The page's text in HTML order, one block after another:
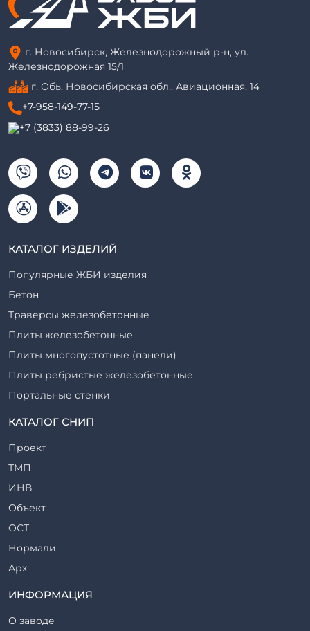
г. Новосибирск, Железнодорожный р-н, ул.
Железнодорожная 15/1
г. Обь, Новосибирская обл., Авиационная, 14
+7-958-149-77-15
+7 (3833) 88-99-26
КАТАЛОГ ИЗДЕЛИЙ
Популярные ЖБИ изделия
Бетон
Траверсы железобетонные
Плиты железобетонные
Плиты многопустотные (панели)
Плиты ребристые железобетонные
Портальные стенки
Прогоны железобетонные
Ригели железобетонные
Сваи железобетонные
Стеновые блоки
Стойки железобетонные
Столбы железобетонные
Закладные детали
Трубы железобетонные
Утяжелители железобетонные
Фермы железобетонные
КАТАЛОГ СНИП
Проект
ТМП
ИНВ
Объект
ОСТ
Нормали
Арх
ТР
Серия
ИНФОРМАЦИЯ
О заводе